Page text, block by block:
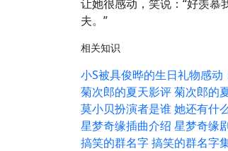
让她很感动，笑说：“好羡慕
夫。”
相关知识
小S被具俊晔的生日礼物感动
菊次郎的夏天影评 菊次郎的
莫小贝扮演者是谁 她还有什
星梦奇缘插曲介绍 星梦奇缘
搞笑的群名字 搞笑的群名字